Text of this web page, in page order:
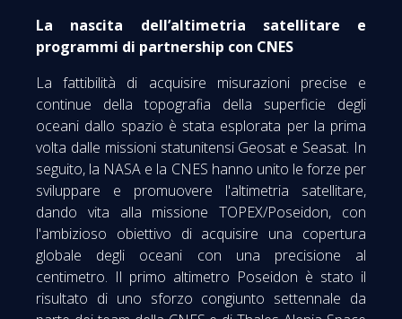
La nascita dell’altimetria satellitare e
programmi di partnership con CNES
La fattibilità di acquisire misurazioni precise e
continue della topografia della superficie degli
oceani dallo spazio è stata esplorata per la prima
volta dalle missioni statunitensi Geosat e Seasat. In
seguito, la NASA e la CNES hanno unito le forze per
sviluppare e promuovere l'altimetria satellitare,
dando vita alla missione TOPEX/Poseidon, con
l'ambizioso obiettivo di acquisire una copertura
globale degli oceani con una precisione al
centimetro. Il primo altimetro Poseidon è stato il
risultato di uno sforzo congiunto settennale da